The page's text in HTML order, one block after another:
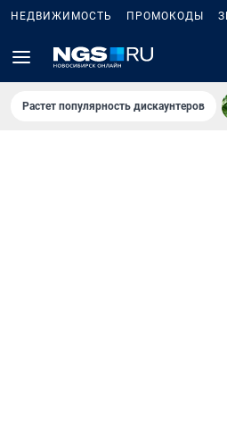
НЕДВИЖИМОСТЬ ПРОМОКОДЫ
Растет популярность дискаунтеров